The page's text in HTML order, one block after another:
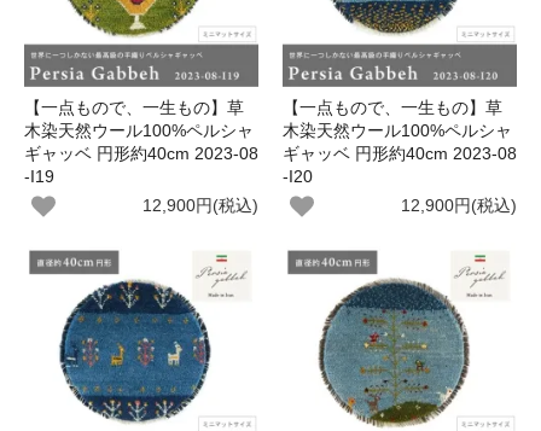
【一点もので、一生もの】草
木染天然ウール100%ペルシャ
ギャッベ 円形約40cm 2023-08
-I19
12,900円(税込)
【一点もので、一生もの】草
木染天然ウール100%ペルシャ
ギャッベ 円形約40cm 2023-08
-I20
12,900円(税込)